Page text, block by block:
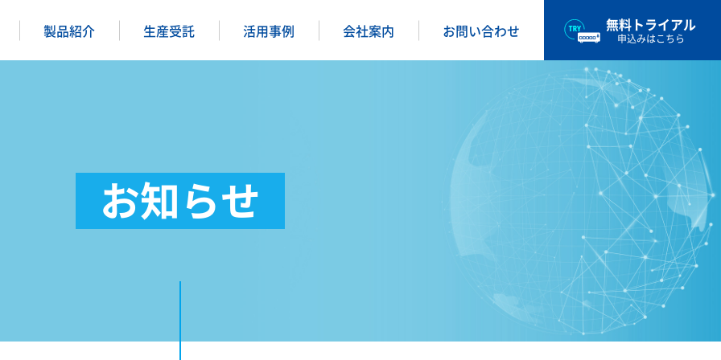
製品紹介 生産受託 活用事例 会社案内 お問い合わせ 無料トライアル
申込みはこちら
お知らせ